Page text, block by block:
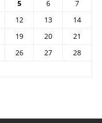
5 6
7
12 13
14
19 20
21
26 27
28